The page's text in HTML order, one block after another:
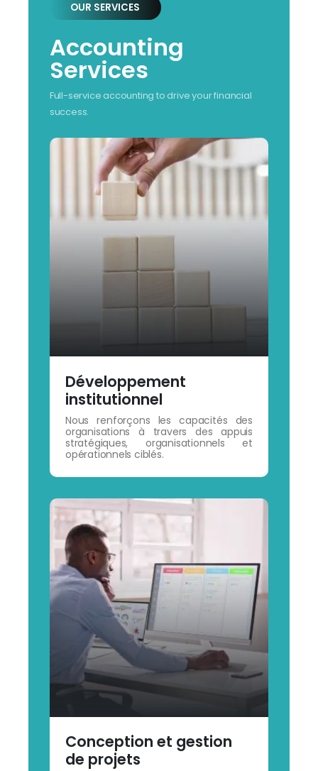
OUR SERVICES
Accounting
Services
Full-service accounting to drive your financial
success.
Développement
institutionnel
Nous renforçons les capacités des
organisations à travers des appuis
stratégiques, organisationnels et
opérationnels ciblés.
Conception et gestion
de projets